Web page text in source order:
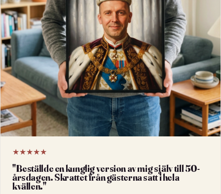
★★★★★
"Beställde en kunglig version av mig själv till 50-
årsdagen. Skrattet från gästerna satt i hela
kvällen."